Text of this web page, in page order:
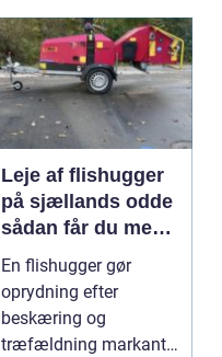
Leje af flishugger
på sjællands odde
sådan får du mest
ud af arbejdet
En flishugger gør
oprydning efter
beskæring og
træfældning markant